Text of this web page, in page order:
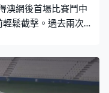
澳網後首場比賽鬥中
鬆截擊。過去兩次
局反勝6比4，直落
文。